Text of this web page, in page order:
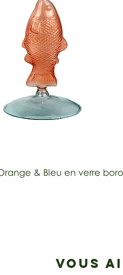
& Bleu en verre
VOUS